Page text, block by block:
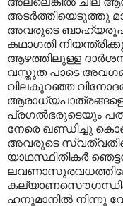
അടര്‍ത്തിയെടുത്തു
അവരുടെ
കഥാഗതി
ആഴത്തിലുള്ള
വസ്തുത പാടെ
വിലകുറഞ്ഞ
പ്രഗല്‍ഭരുടെയും
നേരെ ഖണ്ഡിച്ചു
അവരുടെ
യാഥസ്ഥിതികര്‍
ഹനുമാനില്‍ നിന്നു